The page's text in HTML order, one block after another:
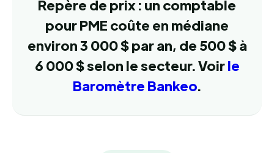
Repère de prix : un comptable
pour PME coûte en médiane
environ 3 000 $ par an, de 500 $ à
6 000 $ selon le secteur. Voirle
Baromètre Bankeo.